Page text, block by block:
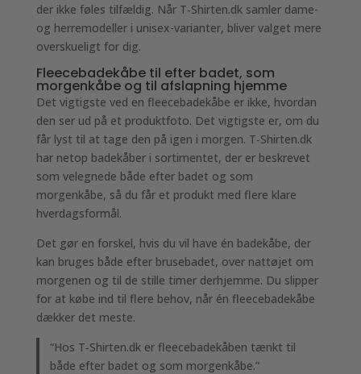
der ikke føles tilfældig. Når T‑Shirten.dk samler dame-
og herremodeller i unisex-varianter, bliver valget mere
overskueligt for dig.
Fleecebadekåbe til efter badet, som
morgenkåbe og til afslapning hjemme
Det vigtigste ved en fleecebadekåbe er ikke, hvordan
den ser ud på et produktfoto. Det vigtigste er, om du
får lyst til at tage den på igen i morgen. T‑Shirten.dk
har netop badekåber i sortimentet, der er beskrevet
som velegnede både efter badet og som
morgenkåbe, så du får et produkt med flere klare
hverdagsformål.
Det gør en forskel, hvis du vil have én badekåbe, der
kan bruges både efter brusebadet, over nattøjet om
morgenen og til de stille timer derhjemme. Du slipper
for at købe ind til flere behov, når én fleecebadekåbe
dækker det meste.
“Hos T‑Shirten.dk er fleecebadekåben tænkt til
både efter badet og som morgenkåbe.”